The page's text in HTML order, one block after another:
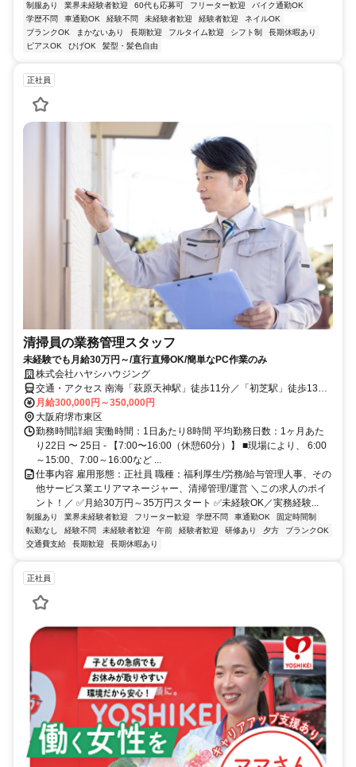
制服あり 業界未経験者歓迎 60代も応募可 フリーター歓迎
バイク通勤OK
学歴不問
車通勤OK 経験不問 未経験者歓迎 経験者歓迎
ネイルOK
ブランクOK
まかないあり 長期歓迎 フルタイム歓迎 シフト制
長期休暇あり
ピアスOK
ひげOK 髪型・髪色自由
正社員
清掃員の業務管理スタッフ
未経験でも月給30万円～/直行直帰OK/簡単なPC作業のみ
株式会社ハヤシハウジング
交通・アクセス 南海「萩原天神駅」徒歩11分／「初芝駅」徒歩13分
／「北野田駅」徒歩28分
月給300,000円～350,000円
大阪府堺市東区
勤務時間詳細 実働時間：1日あたり8時間 平均勤務日数：1ヶ月あた
り22日 〜 25日 - 【7:00〜16:00（休憩60分）】 ■現場により、 6:00
～15:00、7:00～16:00など ...
仕事内容 雇用形態：正社員 職種：福利厚生/労務/給与管理人事、その
他サービス業エリアマネージャー、清掃管理/運営 ＼この求人のポイ
ント！／ ✅月給30万円～35万円スタート ✅未経験OK／実務経験...
制服あり 業界未経験者歓迎 フリーター歓迎 学歴不問 車通勤OK
固定時間制
転勤なし
経験不問 未経験者歓迎 午前 経験者歓迎 研修あり 夕方
ブランクOK
交通費支給
長期歓迎 長期休暇あり
正社員